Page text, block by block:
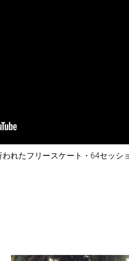
れたフリースケート・64セッシ